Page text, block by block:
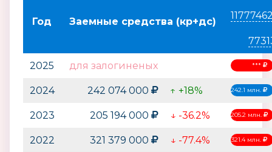
Год Заемные средства (кр+дс)
2025 для залогиненых ***
2024 242 074 000 ↑ +18% 242.1 млн.
2023 205 194 000 ↓ -36.2% 205.2 млн.
2022 321 379 000 ↓ -77.4% 321.4 млн.